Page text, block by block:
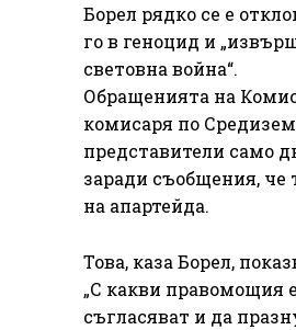
Борел рядко се е
го в геноцид и
световна война“.
Обращенията на
комисаря по
представители само
заради съобщения,
на апартейда.
Това, каза Борел,
„С какви правомощия
съгласяват и да